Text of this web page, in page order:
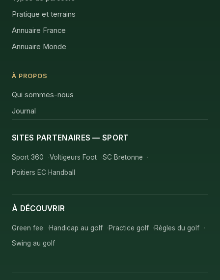
Pratique et terrains
Annuaire France
Annuaire Monde
À PROPOS
Qui sommes-nous
Journal
SITES PARTENAIRES — SPORT
Sport 360 Voltigeurs Foot
SC Bretonne
Poitiers EC Handball
À DÉCOUVRIR
Green fee Handicap au golf Practice golf
Règles du golf
Swing au golf